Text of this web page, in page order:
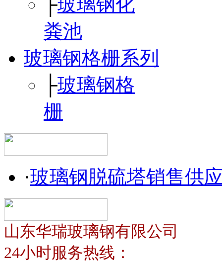
粪池
玻璃钢格栅系列
├玻璃钢格
栅
·玻璃钢脱硫塔销售供
山东华瑞玻璃钢有限公司
24小时服务热线：